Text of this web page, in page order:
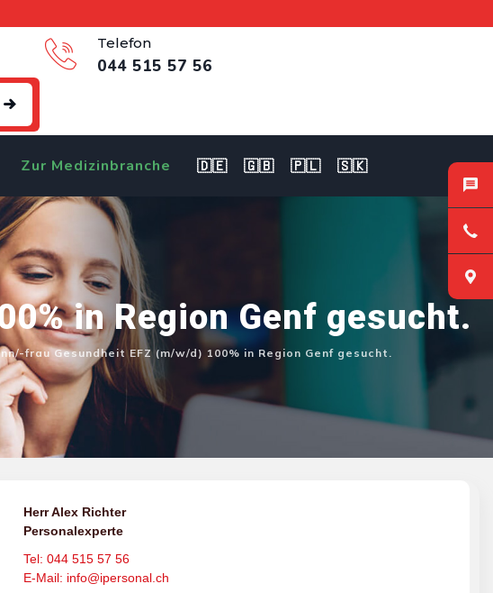
Telefon
044 515 57 56
Zur Medizinbranche 🇩🇪 🇬🇧 🇵🇱 🇸🇰
in Region Genf gesucht.
frau Gesundheit EFZ (m/w/d) 100% in Region Genf gesucht.
Herr Alex Richter
Personalexperte
Tel: 044 515 57 56
E-Mail: info@ipersonal.ch